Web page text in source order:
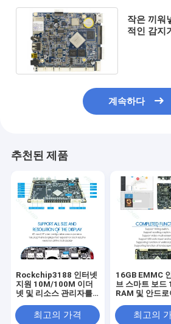
작은 끼워
적인 감지
계속하다
추천된 제품
Rockchip3188 인터넷
지원 10M/100M 이더
넷 및 리소스 관리자를
드 리눅스 보드
최고의 가격
16GB EMMC
브 스마트 보드
RAM 및 안드로
최고의